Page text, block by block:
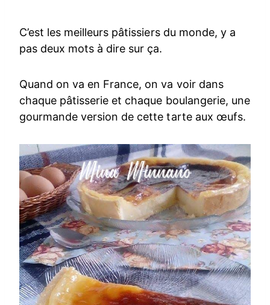
C’est les meilleurs pâtissiers du monde, y a
pas deux mots à dire sur ça.
Quand on va en France, on va voir dans
chaque pâtisserie et chaque boulangerie, une
gourmande version de cette tarte aux œufs.